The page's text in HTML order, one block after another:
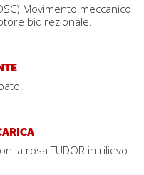
Movimento meccanico
bidirezionale.
la rosa TUDOR in rilievo.